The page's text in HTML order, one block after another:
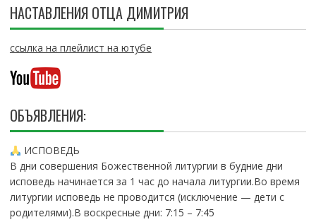
НАСТАВЛЕНИЯ ОТЦА ДИМИТРИЯ
ссылка на плейлист на ютубе
ОБЪЯВЛЕНИЯ:
ИСПОВЕДЬ
В дни совершения Божественной литургии в будние дни
исповедь начинается за 1 час до начала литургии.Во время
литургии исповедь не проводится (исключение — дети с
родителями).В воскресные дни: 7:15 – 7:45